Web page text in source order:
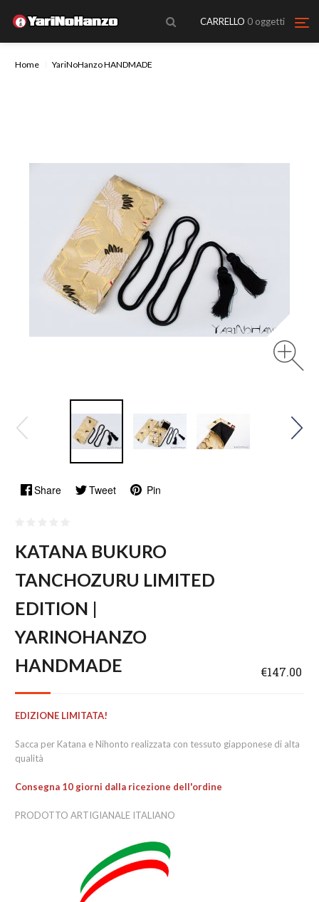
CARRELLO 0 oggetti
Home YariNoHanzo HANDMADE
Share Tweet Pin
KATANA BUKURO
TANCHOZURU LIMITED
EDITION |
YARINOHANZO
HANDMADE
€147.00
EDIZIONE LIMITATA!
Sacca per Katana e Nihonto realizzata con tessuto giapponese di alta
qualità
Consegna 10 giorni dalla ricezione dell'ordine
PRODOTTO ARTIGIANALE ITALIANO